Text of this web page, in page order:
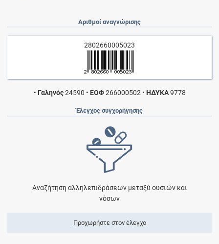
Αριθμοί αναγνώρισης
2802660005023
• Γαληνός24590 • ΕΟΦ266000502 • ΗΔΥΚΑ9778
Έλεγχος συγχορήγησης
Αναζήτηση αλληλεπιδράσεων μεταξύ ουσιών και
νόσων
Προχωρήστε στον έλεγχο